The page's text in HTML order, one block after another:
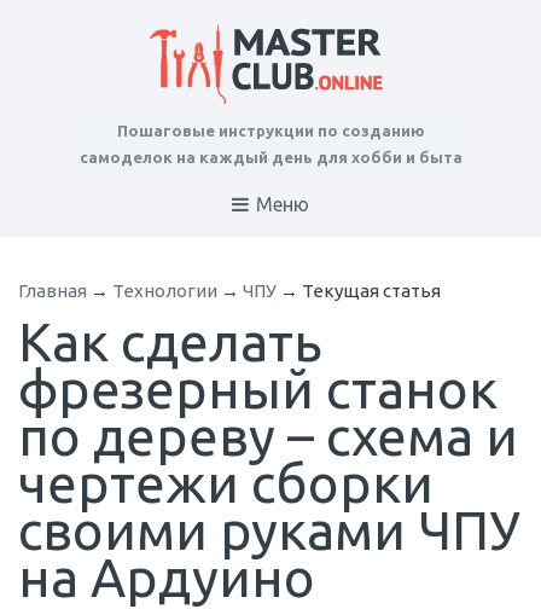
Пошаговые инструкции по созданию
самоделок на каждый день для хобби и быта
Меню
Главная → Технологии → ЧПУ → Текущая статья
Как сделать
фрезерный станок
по дереву – схема и
чертежи сборки
своими руками ЧПУ
на Ардуино